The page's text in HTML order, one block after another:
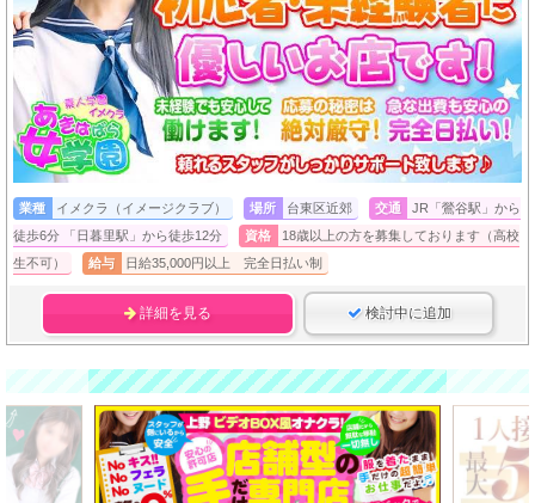
業種 イメクラ（イメージクラブ） 場所 台東区近郊 交通
JR「鶯谷駅」から
徒歩6分 「日暮里駅」から徒歩12分
資格
18歳以上の方を募集しております（高校
生不可）
給与 日給35,000円以上 完全日払い制
詳細を見る 検討中に追加